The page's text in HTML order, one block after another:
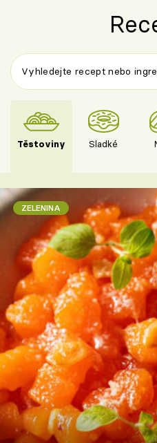
Těstoviny Sladké
ZELENINA